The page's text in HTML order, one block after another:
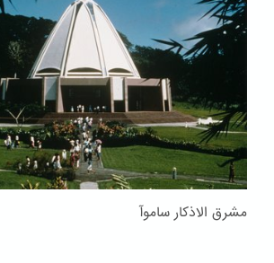
مشرق الاذکار ساموآ